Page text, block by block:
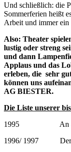
Und schließlich: die
Sommerferien heißt
Arbeit und immer
Also: Theater
lustig oder streng
und dann
Applaus und das
erleben, die sehr
können uns
AG BIESTER.
Die Liste unserer
1995 An allem
1996/ 1997 Der